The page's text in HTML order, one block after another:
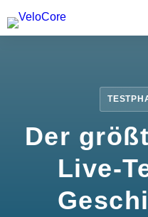
Partnerprogramm
Der
Live-